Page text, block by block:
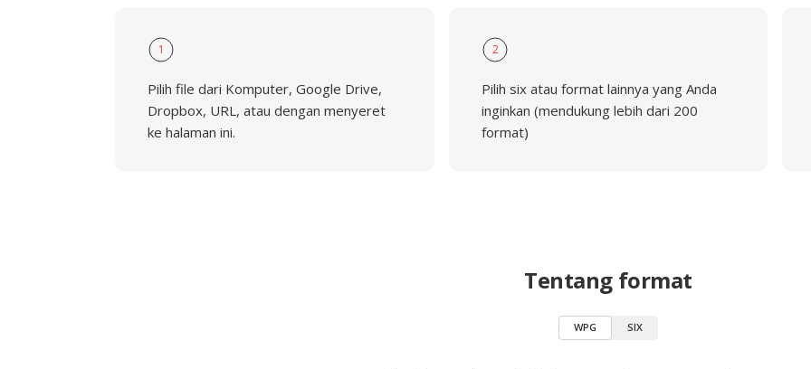
1
Pilih file dari Komputer, Google Drive,
Dropbox, URL, atau dengan menyeret
ke halaman ini.
2
Pilih six atau format lainnya yang Anda
inginkan (mendukung lebih dari 200
format)
Tentang format
WPG SIX